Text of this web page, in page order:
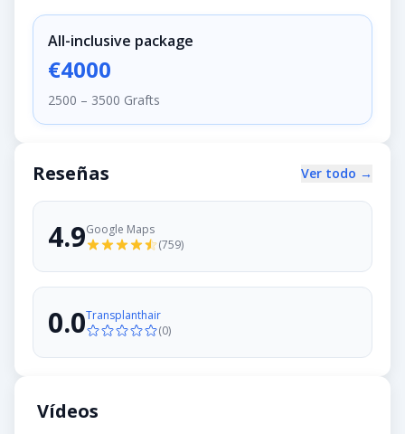
All-inclusive package
€4000
2500 – 3500 Grafts
Reseñas Ver todo →
4.9Google Maps
(759)
0.0Transplanthair
(0)
Vídeos